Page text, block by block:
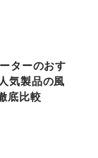
ターのおす
気製品の風
底比較